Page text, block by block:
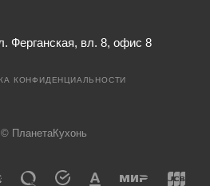
Ферганская, вл. 8, офис 8
КОНФИДЕНЦИАЛЬНОСТИ
ПланетаКухонь